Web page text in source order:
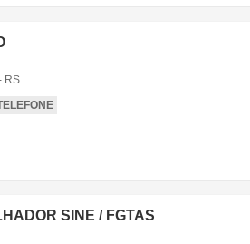
RS
SINE / FGTAS